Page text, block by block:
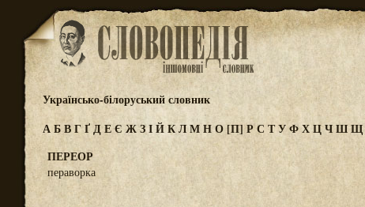
Українсько-білоруський словник
АБВГҐДЕЄ ЖЗІЙКЛМНО[П] РС ТУФХЦЧШЩ
ПЕРЕОР
пераворка